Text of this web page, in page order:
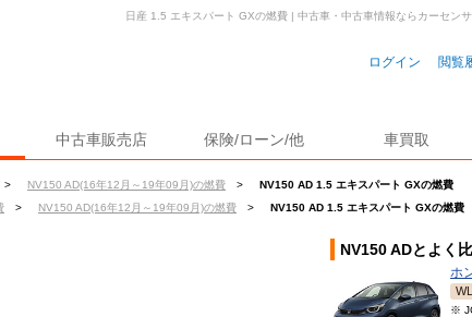
ログイン 閲覧
中古車販売店 保険/ローン/他 車買取
> NV150 AD(16年12月～19年09月)の燃費 >
NV150 AD 1.5 エキスパート GXの燃費
> NV150 AD(16年12月～19年09月)の燃費 > NV150 AD 1.5 エキスパート GXの燃費
日産 1.5 エキスパート GXの燃費 | 中古車・中古車情報ならカーセン
NV150 ADとよく
ホ
※